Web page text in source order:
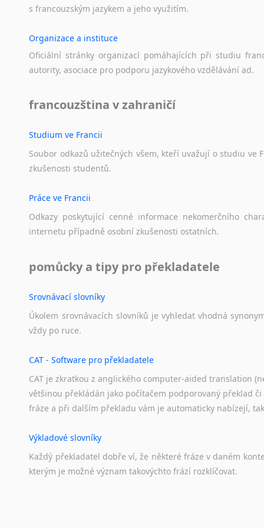
Novořečtina
Pandžábština
Paštunština
Portugalština
Romština
Rumunština
Sanskrt
Slovinština
Somálština
Sóština
Staroslověnština
Svahilština
Švédština
Tahitština
Thajština
Tibetština
Tigriňňa
Turečtina
Ujgurština
Urdština
Uzbečtina
s francouzským jazykem a jeho využitím.
Organizace a instituce
Oficiální stránky organizací pomáhajících při studiu
autority, asociace pro podporu jazykového vzdělávání ad.
francouzština v zahraničí
Studium ve Francii
Soubor odkazů užitečných všem, kteří uvažují o studiu ve
zkušenosti studentů.
Práce ve Francii
Odkazy poskytující cenné informace nekomerčního
internetu případně osobní zkušenosti ostatních.
pomůcky a tipy pro překladatele
Srovnávací slovníky
Úkolem srovnávacích slovníků je vyhledat vhodná
vždy po ruce.
CAT - Software pro překladatele
CAT je zkratkou z anglického computer-aided translation
většinou překládán jako počítačem podporovaný překlad
fráze a při dalším překladu vám je automaticky nabízejí,
Výkladové slovníky
Každý překladatel dobře ví, že některé fráze v daném
kterým je možné význam takovýchto frází rozklíčovat.